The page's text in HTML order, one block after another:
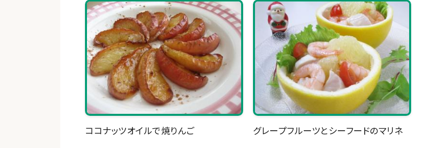
ココナッツオイルで焼りんご グレープフルーツとシーフードのマリネ